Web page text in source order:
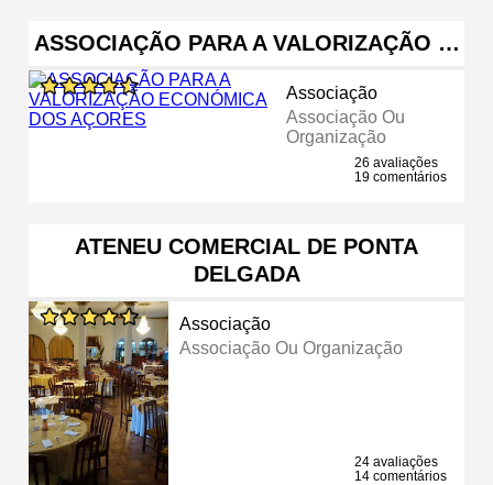
ASSOCIAÇÃO PARA A VALORIZAÇÃO …
Associação
Associação Ou
Organização
26 avaliações
19 comentários
ATENEU COMERCIAL DE PONTA
DELGADA
Associação
Associação Ou Organização
24 avaliações
14 comentários